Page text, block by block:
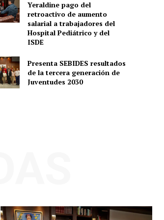
Yeraldine pago del
retroactivo de aumento
salarial a trabajadores del
Hospital Pediátrico y del
ISDE
Presenta SEBIDES resultados
de la tercera generación de
Juventudes 2030